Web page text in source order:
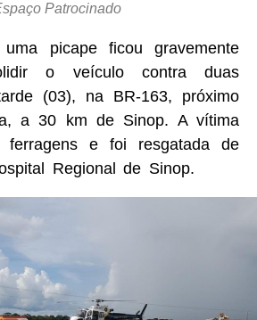
Patrocinado
picape ficou gravemente
o veículo contra duas
(03), na BR-163, próximo
a 30 km de Sinop. A vítima
ferragens e foi resgatada de
Regional de Sinop.